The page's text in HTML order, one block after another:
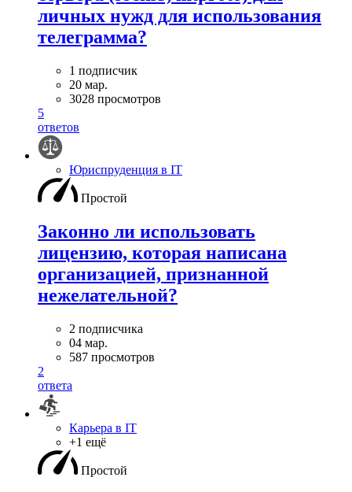
личных нужд для использования
телеграмма?
1 подписчик
20 мар.
3028 просмотров
5
ответов
Юриспруденция в IT
Простой
Законно ли использовать
лицензию, которая написана
организацией, признанной
нежелательной?
2 подписчика
04 мар.
587 просмотров
2
ответа
Карьера в IT
+1 ещё
Простой